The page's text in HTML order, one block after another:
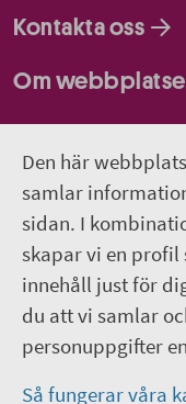
Den här
samlar
sidan. I
skapar vi en profil
innehåll just för
du att vi samlar
personuppgifter
Så fungerar våra
Kontakta oss
Om
Följ oss
Lediga jobb
Pressrum
Facebook